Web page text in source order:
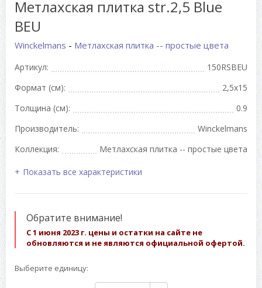
Метлахская плитка str.2,5 Blue
BEU
Winckelmans - Метлахская плитка -- простые цвета
Артикул:
150RSBEU
Формат (см):
2,5x15
Толщина (см):
0.9
Производитель:
Winckelmans
Коллекция:
Метлахская плитка -- простые цвета
Показать все характеристики
Обратите внимание!
С 1 июня 2023 г. цены и остатки на сайте не
обновляются и не являются официальной офертой.
Выберите единицу: